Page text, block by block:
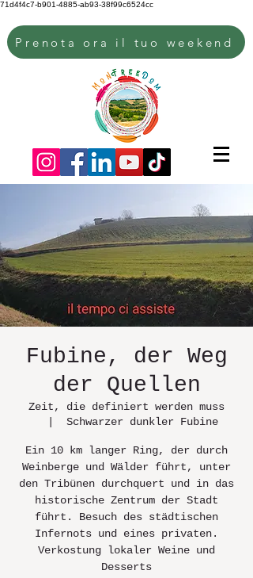
71d4f4c7-b901-4885-ab93-38f99c6524cc
Prenota ora il tuo weekend
Fubine, der Weg
der Quellen
Zeit, die definiert werden muss
Schwarzer dunkler Fubine
Ein 10 km langer Ring, der durch
Weinberge und Wälder führt, unter
den Tribünen durchquert und in das
historische Zentrum der Stadt
führt. Besuch des städtischen
Infernots und eines privaten.
Verkostung lokaler Weine und
Desserts